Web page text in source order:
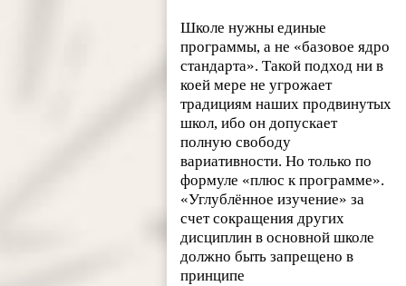
Школе нужны единые
программы, а не «базовое ядро
стандарта». Такой подход ни в
коей мере не угрожает
традициям наших продвинутых
школ, ибо он допускает
полную свободу
вариативности. Но только по
формуле «плюс к программе».
«Углублённое изучение» за
счет сокращения других
дисциплин в основной школе
должно быть запрещено в
принципе